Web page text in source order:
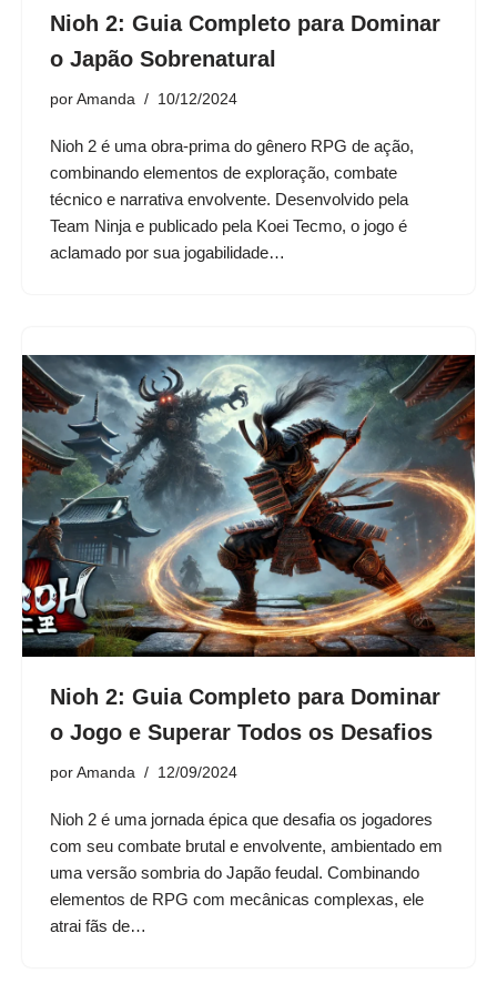
Nioh 2: Guia Completo para Dominar
o Japão Sobrenatural
por Amanda 10/12/2024
Nioh 2 é uma obra-prima do gênero RPG de ação,
combinando elementos de exploração, combate
técnico e narrativa envolvente. Desenvolvido pela
Team Ninja e publicado pela Koei Tecmo, o jogo é
aclamado por sua jogabilidade…
Nioh 2: Guia Completo para Dominar
o Jogo e Superar Todos os Desafios
por Amanda 12/09/2024
Nioh 2 é uma jornada épica que desafia os jogadores
com seu combate brutal e envolvente, ambientado em
uma versão sombria do Japão feudal. Combinando
elementos de RPG com mecânicas complexas, ele
atrai fãs de…